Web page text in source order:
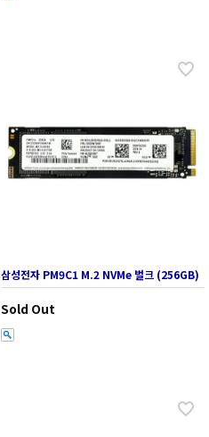
삼성전자 PM9C1 M.2 NVMe 벌크 (256GB)
Sold Out